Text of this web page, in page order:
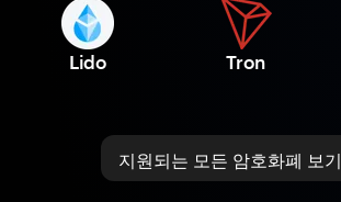
Lido Tron
지원되는 모든 암호화폐 보기